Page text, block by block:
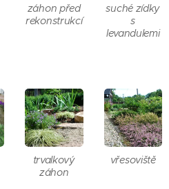
záhon před
rekonstrukcí
suché zídky
s
levandulemi
trvalkový
záhon
vřesoviště